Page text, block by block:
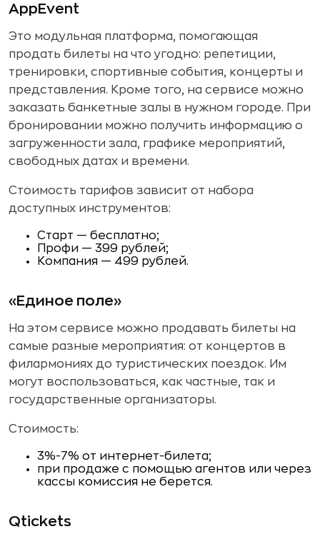
AppEvent
Это модульная платформа, помогающая
продать билеты на что угодно: репетиции,
тренировки, спортивные события, концерты и
представления. Кроме того, на сервисе можно
заказать банкетные залы в нужном городе. При
бронировании можно получить информацию о
загруженности зала, графике мероприятий,
свободных датах и времени.
Стоимость тарифов зависит от набора
доступных инструментов:
Старт — бесплатно;
Профи — 399 рублей;
Компания — 499 рублей.
«Единое поле»
На этом сервисе можно продавать билеты на
самые разные мероприятия: от концертов в
филармониях до туристических поездок. Им
могут воспользоваться, как частные, так и
государственные организаторы.
Стоимость:
3%-7% от интернет-билета;
при продаже с помощью агентов или через
кассы комиссия не берется.
Qtickets